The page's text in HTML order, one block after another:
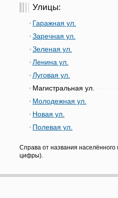
Улицы:
Гаражная ул.
Заречная ул.
Зеленая ул.
Ленина ул.
Луговая ул.
Магистральная ул.
Молодежная ул.
Новая ул.
Полевая ул.
Справа от названия
цифры).